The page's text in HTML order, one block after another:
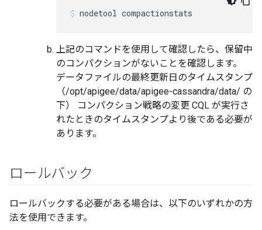
nodetool compactionstats
上記のコマンドを使用して確認したら、保留中
のコンパクションがないことを確認します。
データファイルの最終更新日のタイムスタンプ
（/opt/apigee/data/apigee-cassandra/data/ の
下） コンパクション戦略の変更 CQL が実行さ
れたときのタイムスタンプより後である必要が
あります。
ロールバック
ロールバックする必要がある場合は、以下のいずれかの方
法を使用できます。